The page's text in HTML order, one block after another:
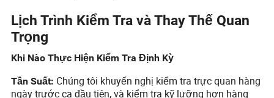
Lịch Trình Kiểm Tra và Thay Thế Quan
Trọng
Khi Nào Thực Hiện Kiểm Tra Định Kỳ
Tần Suất: Chúng tôi khuyến nghị kiểm tra trực quan hàng
ngày trước ca đầu tiên, và kiểm tra kỹ lưỡng hơn hàng